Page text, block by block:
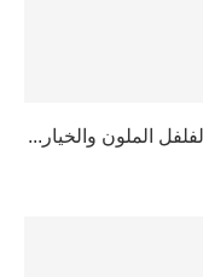
الملون والخيار...